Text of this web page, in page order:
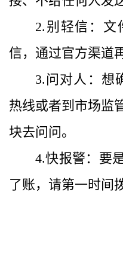
2.别轻信：文
信，通过官方渠道
3.问对人：想
热线或者到市场监
块去问问。
4.快报警：要
了账，请第一时间